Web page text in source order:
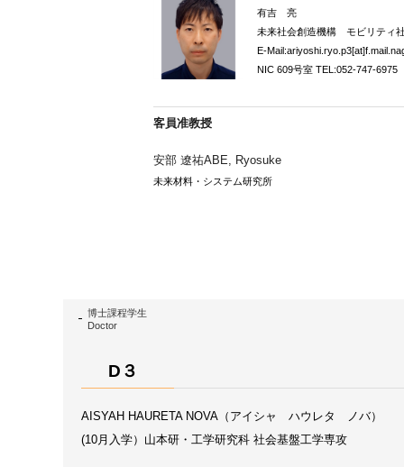
有吉 亮
未来社会創造機構 モビリティ
E-
NIC 609号室 TEL:052-747-6975
客員准教授
安部 遼祐ABE, Ryosuke
未来材料・システム研究所
博士課程学生
Doctor
D３
AISYAH HAURETA NOVA（アイシャ ハウレタ ノバ）
(10月入学）山本研・工学研究科 社会基盤工学専攻